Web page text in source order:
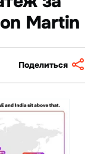
Martin
Поделиться